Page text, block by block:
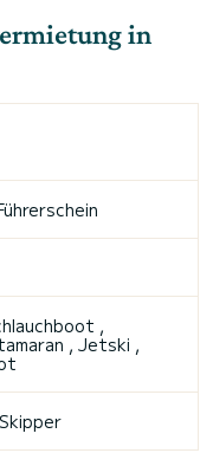
in
,
, Jetski ,